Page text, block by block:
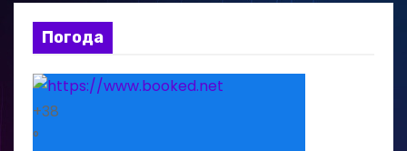
Погода
+38
°